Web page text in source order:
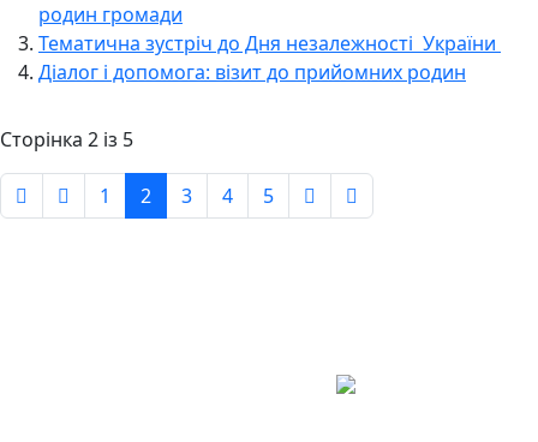
родин громади
Тематична зустріч до Дня незалежності України
Діалог і допомога: візит до прийомних родин
Сторінка 2 із 5
1 2 3 4 5